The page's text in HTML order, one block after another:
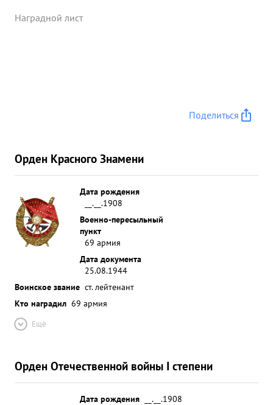
Наградной лист
Поделиться
Орден Красного Знамени
Дата рождения
__.__.1908
Военно-пересыльный
пункт
69 армия
Дата документа
25.08.1944
Воинское звание ст. лейтенант
Кто наградил 69 армия
Ещё
Орден Отечественной войны I степени
Дата рождения
__.__.1908